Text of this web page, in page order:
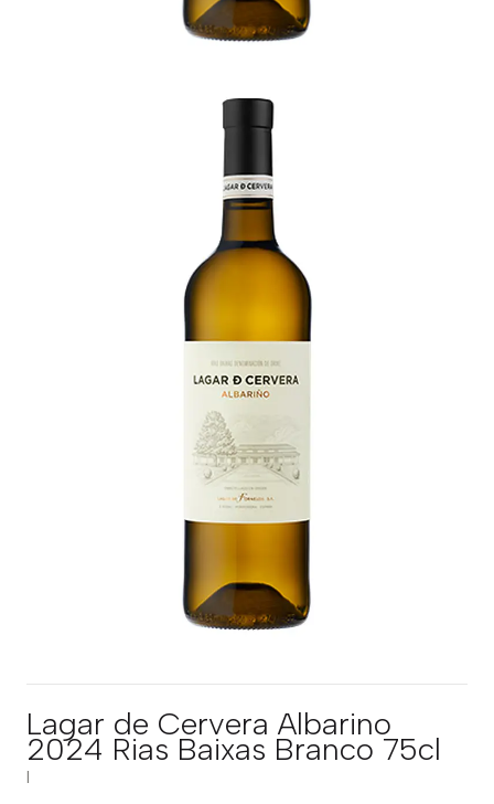
Lagar de Cervera Albarino
2024 Rias Baixas Branco 75cl